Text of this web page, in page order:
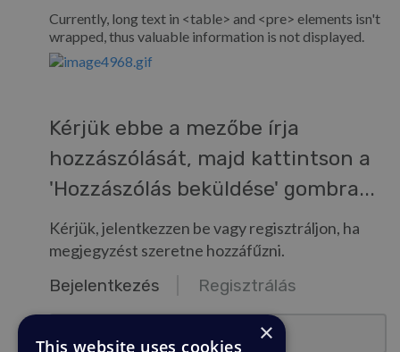
Currently, long text in <table> and <pre> elements isn't
wrapped, thus valuable information is not displayed.
Kérjük ebbe a mezőbe írja
hozzászólását, majd kattintson a
'Hozzászólás beküldése' gombra...
Kérjük, jelentkezzen be vagy regisztráljon, ha
megjegyzést szeretne hozzáfűzni.
Bejelentkezés Regisztrálás
×
This website uses cookies